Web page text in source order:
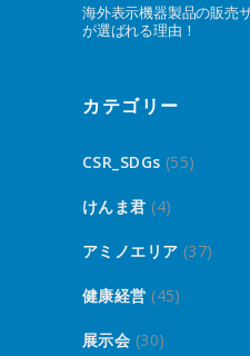
海外表示機器製品の販売
が選ばれる理由！
カテゴリー
CSR_SDGs (55)
けんま君 (4)
アミノエリア (37)
健康経営 (45)
展示会 (30)